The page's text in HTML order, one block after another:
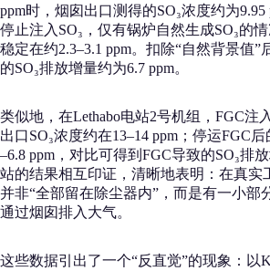
ppm时，烟囱出口测得的SO₃浓度约为
停止注入SO₃，仅有锅炉自然生成SO₃的
稳定在约2.3–3.1 ppm。扣除“自然背景值”
的SO₃排放增量约为6.7 ppm。
类似地，在Lethabo电站2号机组，FGC注
出口SO₃浓度约在13–14 ppm；停运FGC
–6.8 ppm，对比可得到FGC导致的SO₃排
站的结果相互印证，清晰地表明：在真实
并非“全部留在除尘器内”，而是有一小部
通过烟囱排入大气。
这些数据引出了一个“反直觉”的现象：以